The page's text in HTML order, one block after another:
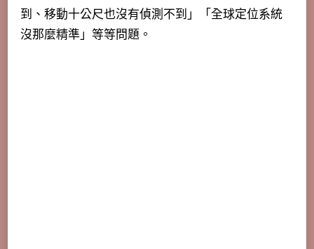
到、移動十公尺也沒有偵測不到」「全球定位系統
沒那麼精準」等等問題。